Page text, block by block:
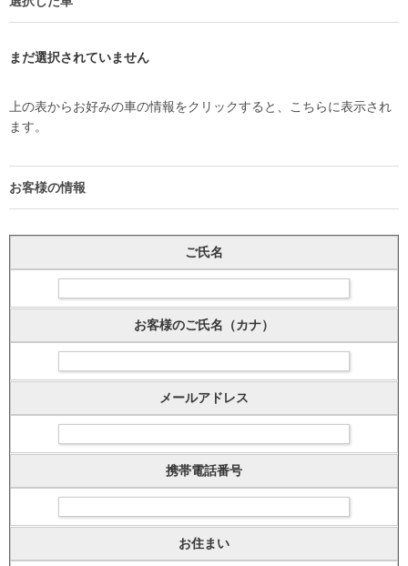
まだ選択されていません
上の表からお好みの車の情報をクリックすると、こちらに表示され
ます。
お客様の情報
ご氏名
お客様のご氏名（カナ）
メールアドレス
携帯電話番号
お住まい